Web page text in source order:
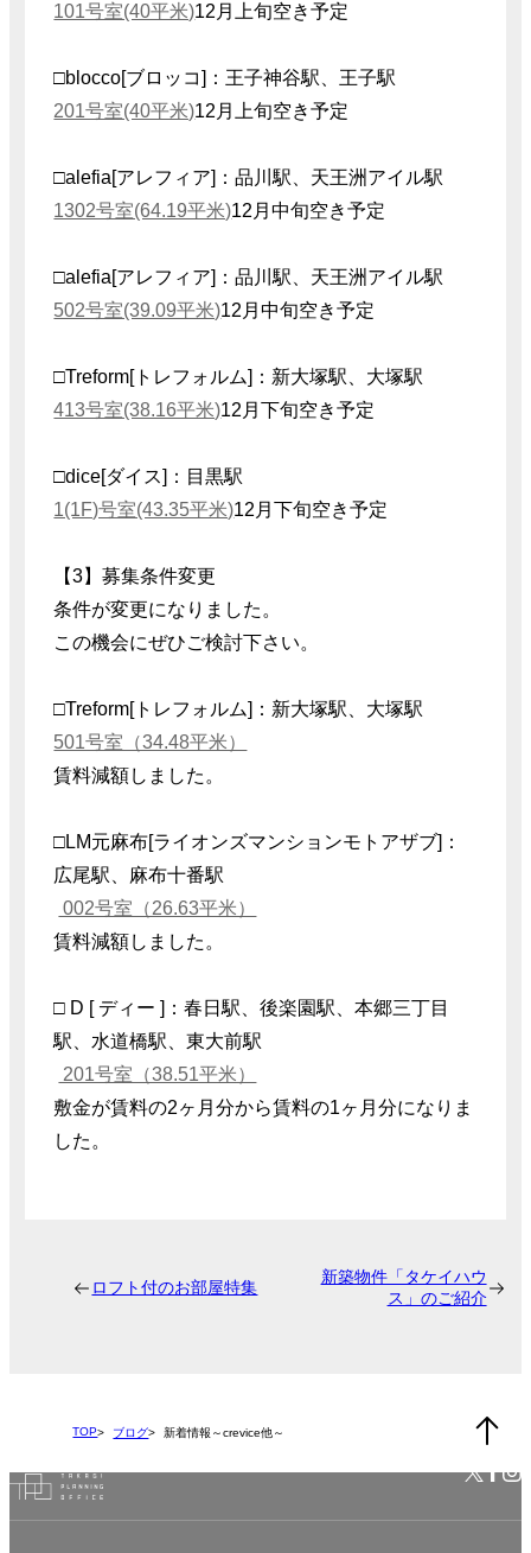
101号室(40平米)12月上旬空き予定
□blocco[ブロッコ]：王子神谷駅、王子駅
201号室(40平米)12月上旬空き予定
□alefia[アレフィア]：品川駅、天王洲アイル駅
1302号室(64.19平米)12月中旬空き予定
□alefia[アレフィア]：品川駅、天王洲アイル駅
502号室(39.09平米)12月中旬空き予定
□Treform[トレフォルム]：新大塚駅、大塚駅
413号室(38.16平米)12月下旬空き予定
□dice[ダイス]：目黒駅
1(1F)号室(43.35平米)12月下旬空き予定
【3】募集条件変更
条件が変更になりました。
この機会にぜひご検討下さい。
□Treform[トレフォルム]：新大塚駅、大塚駅
501号室（34.48平米）
賃料減額しました。
□LM元麻布[ライオンズマンションモトアザブ]：
広尾駅、麻布十番駅
002号室（26.63平米）
賃料減額しました。
□ D [ ディー ]：春日駅、後楽園駅、本郷三丁目
駅、水道橋駅、東大前駅
201号室（38.51平米）
敷金が賃料の2ヶ月分から賃料の1ヶ月分になりま
した。
ロフト付のお部屋特集
新築物件「タケイハウ
ス」のご紹介
TOP ブログ 新着情報～crevice他～